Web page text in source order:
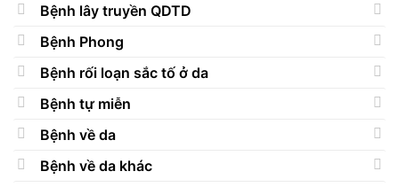
Bệnh lây truyền QDTD
Bệnh Phong
Bệnh rối loạn sắc tố ở da
Bệnh tự miễn
Bệnh về da
Bệnh về da khác